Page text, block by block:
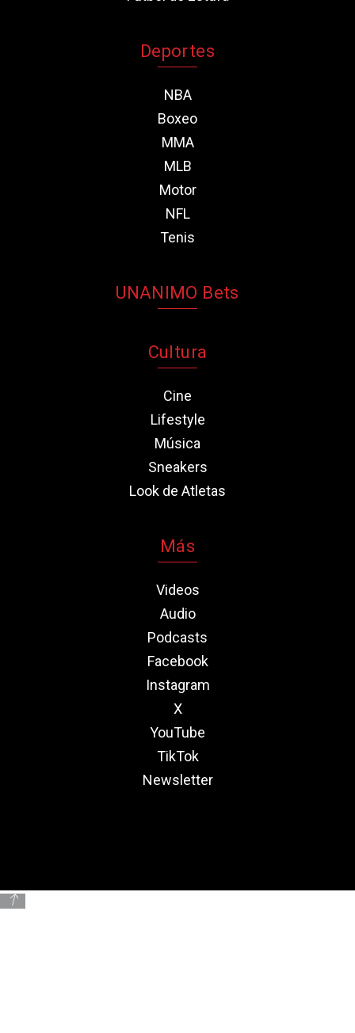
Deportes
NBA
Boxeo
MMA
MLB
Motor
NFL
Tenis
UNANIMO Bets
Cultura
Cine
Lifestyle
Música
Sneakers
Look de Atletas
Más
Videos
Audio
Podcasts
Facebook
Instagram
X
YouTube
TikTok
Newsletter